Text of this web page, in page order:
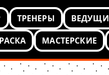
ТРЕНЕРЫ
МАСТЕРСКИЕ